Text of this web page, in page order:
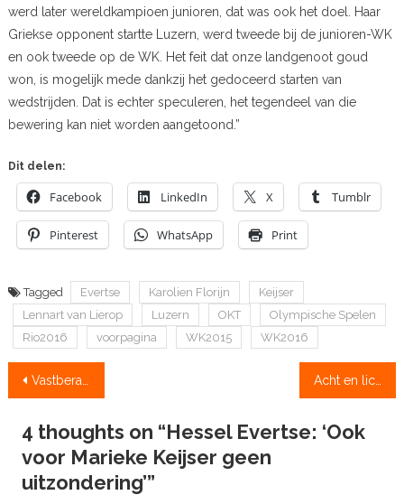
werd later wereldkampioen junioren, dat was ook het doel. Haar
Griekse opponent startte Luzern, werd tweede bij de junioren-WK
en ook tweede op de WK. Het feit dat onze landgenoot goud
won, is mogelijk mede dankzij het gedoceerd starten van
wedstrijden. Dat is echter speculeren, het tegendeel van die
bewering kan niet worden aangetoond.”
Dit delen:
Facebook LinkedIn X Tumblr
Pinterest WhatsApp Print
Tagged Evertse Karolien Florijn
Keijser
Lennart van Lierop
Luzern OKT
Olympische Spelen
Rio2016
voorpagina WK2015 WK2016
Bericht
Vastberaden Verdonkschot: “Een boegbal voorsprong is voldoende” Acht en lichte dubbel op koers bij OKT
4 thoughts on “Hessel Evertse: ‘Ook
voor Marieke Keijser geen
uitzondering’”